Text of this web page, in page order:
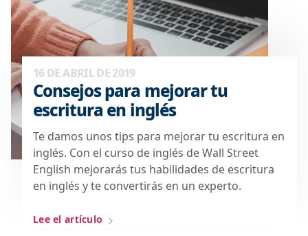
16 DE ABRIL DE 2019
Consejos para mejorar tu
escritura en inglés
Te damos unos tips para mejorar tu escritura en
inglés. Con el curso de inglés de Wall Street
English mejorarás tus habilidades de escritura
en inglés y te convertirás en un experto.
Lee el artículo